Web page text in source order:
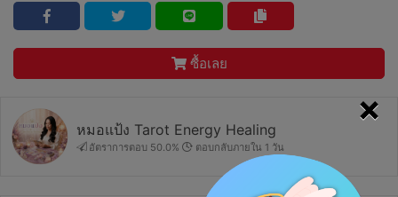
×
ซื้อเลย
หมอแป้ง Tarot Energy Healing
อัตราการตอบ 50.0% ตอบกลับภายใน 1 วัน